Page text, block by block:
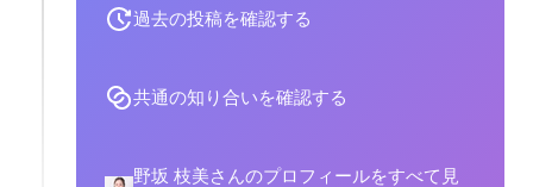
過去の投稿を確認する
共通の知り合いを確認する
野坂 枝美さんのプロフィールをすべて見